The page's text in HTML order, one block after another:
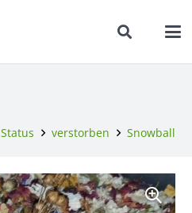
Status verstorben Snowball